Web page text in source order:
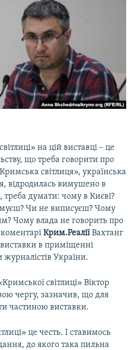
на цій виставці – це
що треба говорити про
світлиця», українська
відродилась вимушено в
треба думати: чому в Києві?
Чи не виписуєш? Чому
Чому влада не говорить про
Крим.РеаліїВахтанг
виставки в приміщенні
журналістів України.
світлиці» Віктор
чергу, зазначив, що для
частиною виставки.
це честь. І ставимось
до якого така пильна